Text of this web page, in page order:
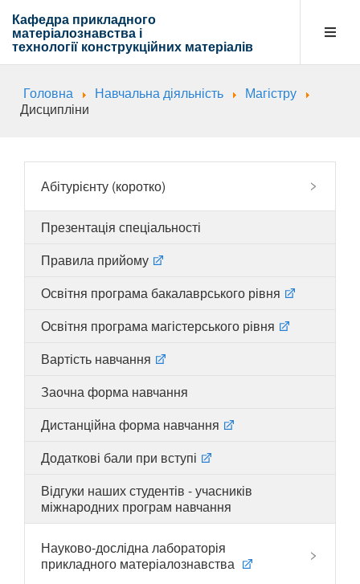
Кафедра прикладного
матеріалознавства і
технології конструкційних матеріалів
Кафедра
Абітурієнту
Навчальна діяльність
Напрямки діяльності
UA EN
Головна Навчальна діяльність
Магістру
Дисципліни
Абітурієнту (коротко)
Презентація спеціальності
Правила прийому
Освітня програма бакалаврського рівня
Освітня програма магістерського рівня
Вартість навчання
Заочна форма навчання
Дистанційна форма навчання
Додаткові бали при вступі
Відгуки наших студентів - учасників
міжнародних програм навчання
Науково-дослідна лабораторія
прикладного матеріалознавства